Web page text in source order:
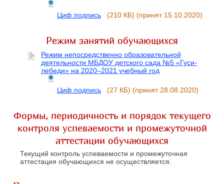
Циф.подпись (210 КБ) (принят 15.10.2020)
Режим занятий обучающихся
Режим непосредственно образовательной
деятельности МБДОУ детского сада №5 «Гуси-
лебеди» на 2020–2021 учебный год
Циф.подпись (27 КБ) (принят 28.08.2020)
Формы, периодичность и порядок текущего
контроля успеваемости и промежуточной
аттестации обучающихся
Текущий контроль успеваемости и промежуточная
аттестация обучающихся не осуществляется.